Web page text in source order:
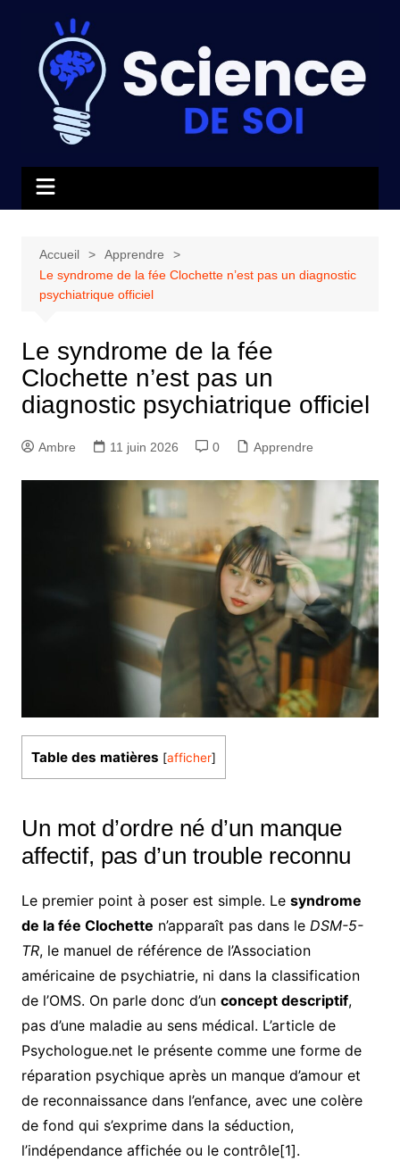
contenu
Accueil
Apprendre
Le syndrome de la fée Clochette n’est pas un diagnostic
psychiatrique officiel
Le syndrome de la fée
Clochette n’est pas un
diagnostic psychiatrique officiel
Ambre 11 juin 2026 0 Apprendre
Table des matières [afficher]
Un mot d’ordre né d’un manque
affectif, pas d’un trouble reconnu
Le premier point à poser est simple. Le syndrome
de la fée Clochette n’apparaît pas dans le DSM-5-
TR, le manuel de référence de l’Association
américaine de psychiatrie, ni dans la classification
de l’OMS. On parle donc d’un concept descriptif,
pas d’une maladie au sens médical. L’article de
Psychologue.net le présente comme une forme de
réparation psychique après un manque d’amour et
de reconnaissance dans l’enfance, avec une colère
de fond qui s’exprime dans la séduction,
l’indépendance affichée ou le contrôle[1].